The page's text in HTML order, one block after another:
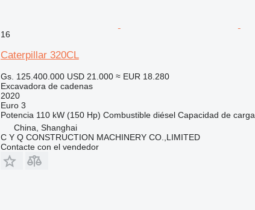
16
Caterpillar 320CL
Gs. 125.400.000 USD 21.000 ≈ EUR 18.280
Excavadora de cadenas
2020
Euro 3
Potencia 110 kW (150 Hp) Combustible diésel Capacidad de carga
China, Shanghai
C Y Q CONSTRUCTION MACHINERY CO.,LIMITED
Contacte con el vendedor